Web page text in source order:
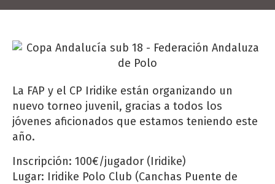
La FAP y el CP Iridike están organizando un
nuevo torneo juvenil, gracias a todos los
jóvenes aficionados que estamos teniendo este
año.
Inscripción: 100€/jugador (Iridike)
Lugar: Iridike Polo Club (Canchas Puente de